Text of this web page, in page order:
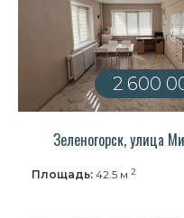
2 600
Зеленогорск, улица
Площадь: 42.5 м 2